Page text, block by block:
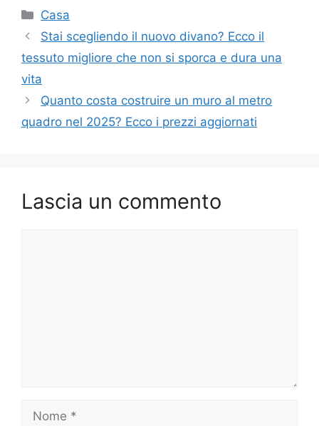
Categorie
Casa
Stai scegliendo il nuovo divano? Ecco il
tessuto migliore che non si sporca e dura una
vita
Quanto costa costruire un muro al metro
quadro nel 2025? Ecco i prezzi aggiornati
Lascia un commento
Nome